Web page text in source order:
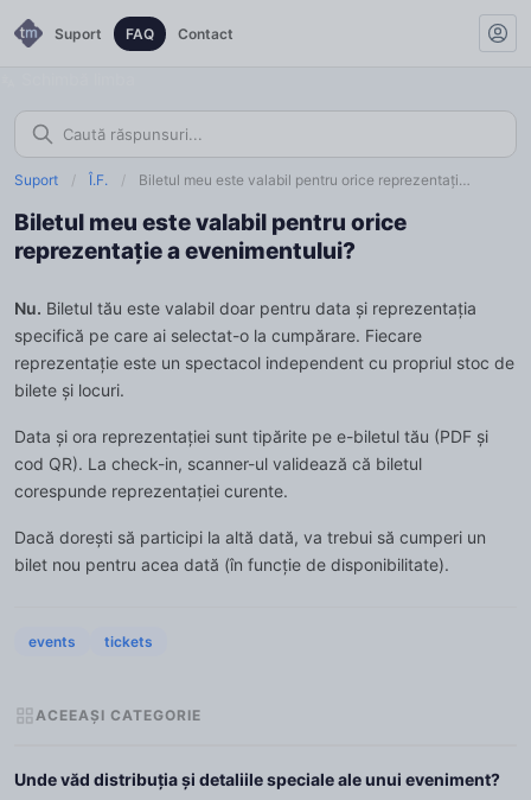
Suport FAQ Contact
Suport / Î.F. / Biletul meu este valabil pentru orice reprezentați…
Biletul meu este valabil pentru orice
reprezentație a evenimentului?
Nu. Biletul tău este valabil doar pentru data și reprezentația
specifică pe care ai selectat-o la cumpărare. Fiecare
reprezentație este un spectacol independent cu propriul stoc de
bilete și locuri.
Data și ora reprezentației sunt tipărite pe e-biletul tău (PDF și
cod QR). La check-in, scanner-ul validează că biletul
corespunde reprezentației curente.
Dacă dorești să participi la altă dată, va trebui să cumperi un
bilet nou pentru acea dată (în funcție de disponibilitate).
events tickets
ACEEAȘI CATEGORIE
Unde văd distribuția și detaliile speciale ale unui eveniment?